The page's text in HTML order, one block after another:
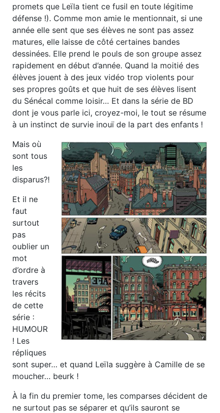
promets que Leïla tient ce fusil en toute légitime
défense !). Comme mon amie le mentionnait, si une
année elle sent que ses élèves ne sont pas assez
matures, elle laisse de côté certaines bandes
dessinées. Elle prend le pouls de son groupe assez
rapidement en début d’année. Quand la moitié des
élèves jouent à des jeux vidéo trop violents pour
ses propres goûts et que huit de ses élèves lisent
du Sénécal comme loisir… Et dans la série de BD
dont je vous parle ici, croyez-moi, le tout se résume
à un instinct de survie inouï de la part des enfants !
Mais où
sont tous
les
disparus?!
Et il ne
faut
surtout
pas
oublier un
mot
d’ordre à
travers
les récits
de cette
série :
HUMOUR
! Les
répliques
sont super… et quand Leïla suggère à Camille de se
moucher… beurk !
À la fin du premier tome, les comparses décident de
ne surtout pas se séparer et qu’ils sauront se